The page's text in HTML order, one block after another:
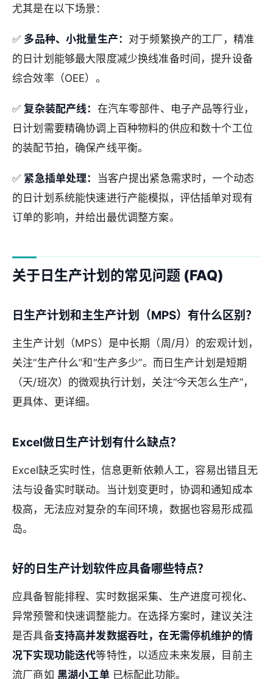
尤其是在以下场景：
✅ 多品种、小批量生产： 对于频繁换产的工厂，精准
的日计划能够最大限度减少换线准备时间，提升设备
综合效率（OEE）。
✅复杂装配产线： 在汽车零部件、电子产品等行业，
日计划需要精确协调上百种物料的供应和数十个工位
的装配节拍，确保产线平衡。
✅ 紧急插单处理：
当客户提出紧急需求时，一个动态
的日计划系统能快速进行产能模拟，评估插单对现有
订单的影响，并给出最优调整方案。
关于日生产计划的常见问题 (FAQ)
日生产计划和主生产计划（MPS）有什么区别？
主生产计划（MPS）是中长期（周/月）的宏观计划，
关注“生产什么”和“生产多少”。而日生产计划是短期
（天/班次）的微观执行计划，关注“今天怎么生产”，
更具体、更详细。
Excel做日生产计划有什么缺点？
Excel缺乏实时性，信息更新依赖人工，容易出错且无
法与设备实时联动。当计划变更时，协调和通知成本
极高，无法应对复杂的车间环境，数据也容易形成孤
岛。
好的日生产计划软件应具备哪些特点？
应具备智能排程、实时数据采集、生产进度可视化、
异常预警和快速调整能力。在选择方案时，建议关注
是否具备支持高并发数据吞吐，在无需停机维护的情
况下实现功能迭代等特性，以适应未来发展，目前主
流厂商如 黑湖小工单已标配此功能。